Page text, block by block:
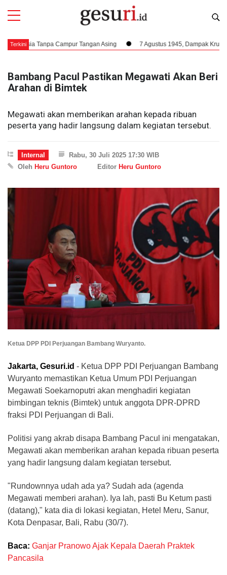
Terkini
Tanpa Campur Tangan Asing 7 Agustus 1945, Dampak Krusial
Bambang Pacul Pastikan Megawati Akan Beri
Arahan di Bimtek
Megawati akan memberikan arahan kepada ribuan
peserta yang hadir langsung dalam kegiatan tersebut.
Internal
Rabu, 30 Juli 2025 17:30 WIB
Oleh Heru Guntoro Editor Heru Guntoro
Ketua DPP PDI Perjuangan Bambang Wuryanto.
Jakarta, Gesuri.id - Ketua DPP PDI Perjuangan Bambang
Wuryanto memastikan Ketua Umum PDI Perjuangan
Megawati Soekarnoputri akan menghadiri kegiatan
bimbingan teknis (Bimtek) untuk anggota DPR-DPRD
fraksi PDI Perjuangan di Bali.
Politisi yang akrab disapa Bambang Pacul ini mengatakan,
Megawati akan memberikan arahan kepada ribuan peserta
yang hadir langsung dalam kegiatan tersebut.
"Rundownnya udah ada ya? Sudah ada (agenda
Megawati memberi arahan). Iya lah, pasti Bu Ketum pasti
(datang)," kata dia di lokasi kegiatan, Hetel Meru, Sanur,
Kota Denpasar, Bali, Rabu (30/7).
Baca: Ganjar Pranowo Ajak Kepala Daerah Praktek
Pancasila